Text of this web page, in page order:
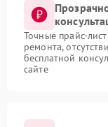
Точные прайс-
ремонта,
бесплатной
сайте